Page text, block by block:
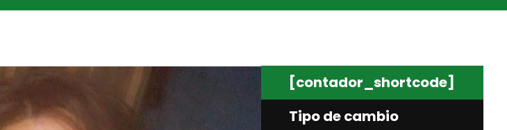
[contador_shortcode]
Tipo de cambio